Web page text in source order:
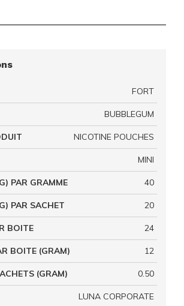
FORT
BUBBLEGUM
NICOTINE POUCHES
MINI
PAR GRAMME 40
PAR SACHET 20
BOITE 24
BOITE (GRAM) 12
(GRAM) 0.50
LUNA CORPORATE